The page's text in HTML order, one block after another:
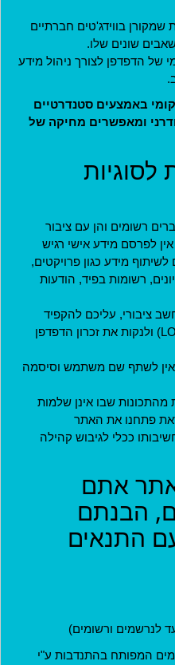
שמקורן בווידג'טים חברתיים
שונים שלו.
של הדפדפן לצורך ניהול מידע
באמצעים סטנדרטיים
ומאפשרים מחיקה של
רשומים והן עם ציבור
לפרסם מידע אישי רגיש
מידע כגון פרויקטים,
רשומות בפיד, הודעות
ציבורי, עליכם להקפיד
להתנתק מהפורטל (LOGOUT) ולנקות את זכרון הדפדפן
לשתף שם משתמש וסיסמה
שבו אינן שלמות
זאת פתחנו את האתר
ככלי לגיבוש קהילה
אתם
הבנתם
התנאים
לנרשמים ורשומים)
המפותח בהתנדבות ע"י
להתעלם משדה זה.